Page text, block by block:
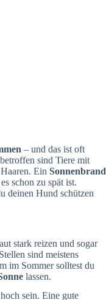
– und das ist oft
sind Tiere mit
Ein Sonnenbrand
schon zu spät ist.
deinen Hund schützen
stark reizen und sogar
sind meistens
im Sommer solltest du
lassen.
hoch sein. Eine gute